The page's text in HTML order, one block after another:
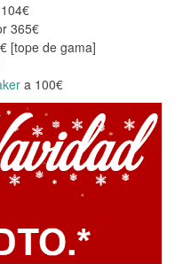
365€
[tope de gama]
a 100€